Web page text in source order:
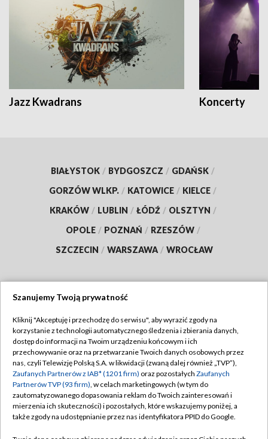
Jazz Kwadrans Koncerty
BIAŁYSTOK / BYDGOSZCZ / GDAŃSK /
GORZÓW WLKP. / KATOWICE / KIELCE /
KRAKÓW / LUBLIN / ŁÓDŹ / OLSZTYN /
OPOLE / POZNAŃ / RZESZÓW /
SZCZECIN / WARSZAWA / WROCŁAW
TVP
Abonament TVP
Emisja w TVP
Centrum informacji TVP
Naziemna Telewizja Cyfrowa
Regulamin TVP
Polityka prywatności
Moje zgody
Pomoc
Szanujemy Twoją prywatność
Kliknij "Akceptuję i przechodzę do serwisu", aby wyrazić zgody na
korzystanie z technologii automatycznego śledzenia i zbierania danych,
dostęp do informacji na Twoim urządzeniu końcowym i ich
przechowywanie oraz na przetwarzanie Twoich danych osobowych przez
nas, czyli Telewizję Polską S.A. w likwidacji (zwaną dalej również „TVP”),
Zaufanych Partnerów z IAB* (1201 firm) oraz pozostałych Zaufanych
Partnerów TVP (93 firm), w celach marketingowych (w tym do
zautomatyzowanego dopasowania reklam do Twoich zainteresowań i
mierzenia ich skuteczności) i pozostałych, które wskazujemy poniżej, a
także zgody na udostępnianie przez nas identyfikatora PPID do Google.